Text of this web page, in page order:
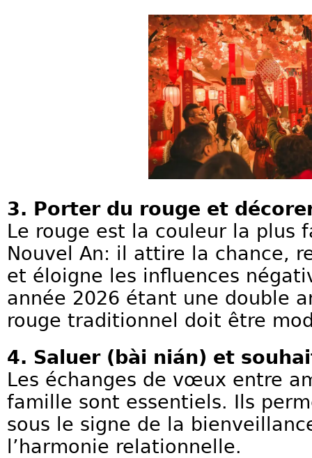
3. Porter du rouge et
Le rouge est la couleur la plus
Nouvel An: il attire la chance,
et éloigne les influences
année 2026 étant une double
rouge traditionnel doit être
4. Saluer (bài nián) et
Les échanges de vœux entre
famille sont essentiels. Ils
sous le signe de la
l’harmonie relationnelle.